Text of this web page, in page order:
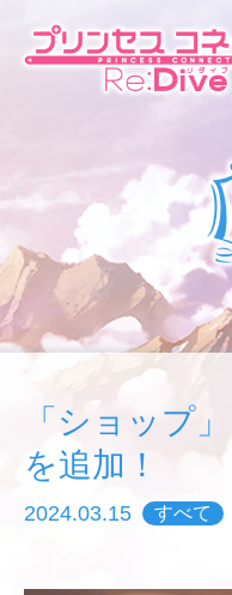
「ショップ
を追加！
2024.03.15 すべて